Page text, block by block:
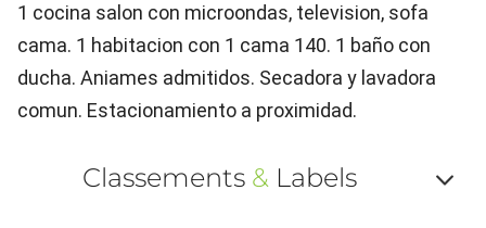
1 cocina salon con microondas, television, sofa
cama. 1 habitacion con 1 cama 140. 1 baño con
ducha. Aniames admitidos. Secadora y lavadora
comun. Estacionamiento a proximidad.
Classements &Labels